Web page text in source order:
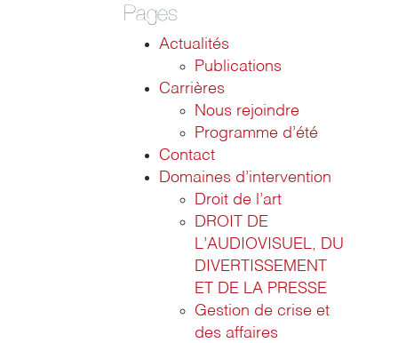
Pages
Actualités
Publications
Carrières
Nous rejoindre
Programme d’été
Contact
Domaines d’intervention
Droit de l’art
DROIT DE
L’AUDIOVISUEL, DU
DIVERTISSEMENT
ET DE LA PRESSE
Gestion de crise et
des affaires